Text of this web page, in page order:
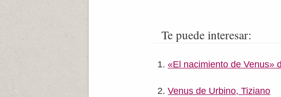
Te puede interesar:
«El nacimiento de Venus»
Venus de Urbino, Tiziano